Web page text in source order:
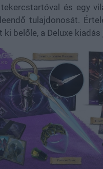
és egy
tulajdonosát.
ki belőle, a Deluxe kiadás